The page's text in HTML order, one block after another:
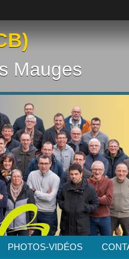
Mauges
PHOTOS-VIDÉOS